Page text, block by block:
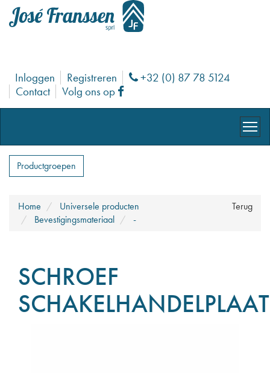
Inloggen Registreren Phone
+32 (0) 87 78 5124
Contact
Volg ons op Facebook
Productgroepen
Terug
Home
Universele producten
Bevestigingsmateriaal
-
SCHROEF
SCHAKELHANDELPLAAT